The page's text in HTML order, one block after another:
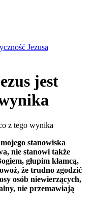
Jezusa
jest
stanowiska
nie stanowi także
głupim kłamcą,
że trudno zgodzić
osób niewierzących,
nie przemawiają